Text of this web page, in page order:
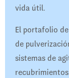
vida útil.
El portafolio
de
sistemas de